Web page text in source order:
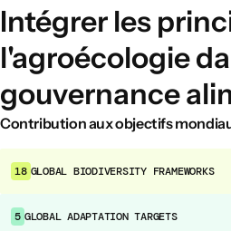
À propos de cet outil
Qu’est-ce que les
Qu’est-ce que les
Pourquoi agir sur
systèmes alimentaires ?
DOMAINES D’INTERVENTION ALIMENTAIRE
Gouvernance
Intégrer les
l'agroécologie
gouvernance
Contribution aux objectifs
18 GLOBAL BIODIVERSITY FRAMEWORKS
5 GLOBAL ADAPTATION TARGETS